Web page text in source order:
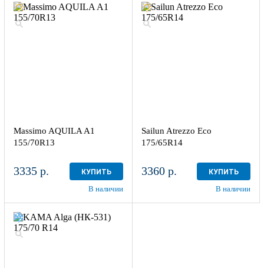
Massimo AQUILA A1
155/70R13
3335 р. КУПИТЬ
В наличии
Sailun Atrezzo Eco
175/65R14
3360 р. КУПИТЬ
В наличии